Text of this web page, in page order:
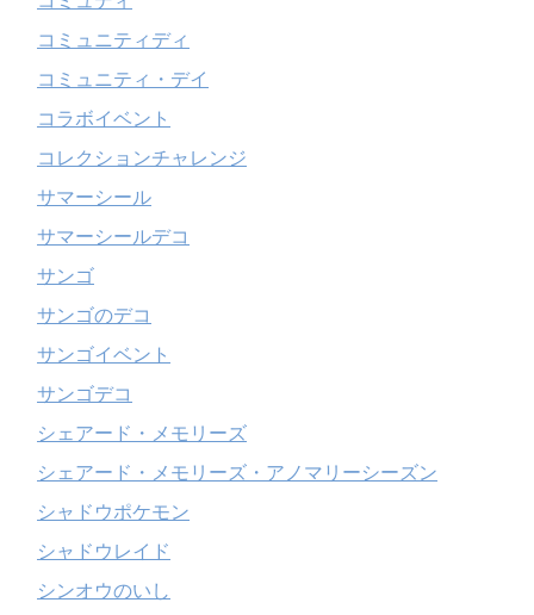
コミュニティディ
コミュニティ・デイ
コラボイベント
コレクションチャレンジ
サマーシール
サマーシールデコ
サンゴ
サンゴのデコ
サンゴイベント
サンゴデコ
シェアード・メモリーズ
シェアード・メモリーズ・アノマリーシーズン
シャドウポケモン
シャドウレイド
シンオウのいし